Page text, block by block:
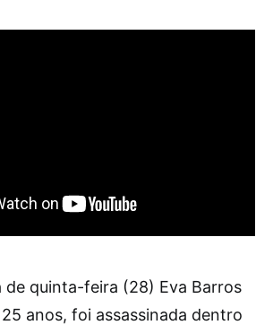
de quinta-feira (28) Eva Barros
anos, foi assassinada dentro